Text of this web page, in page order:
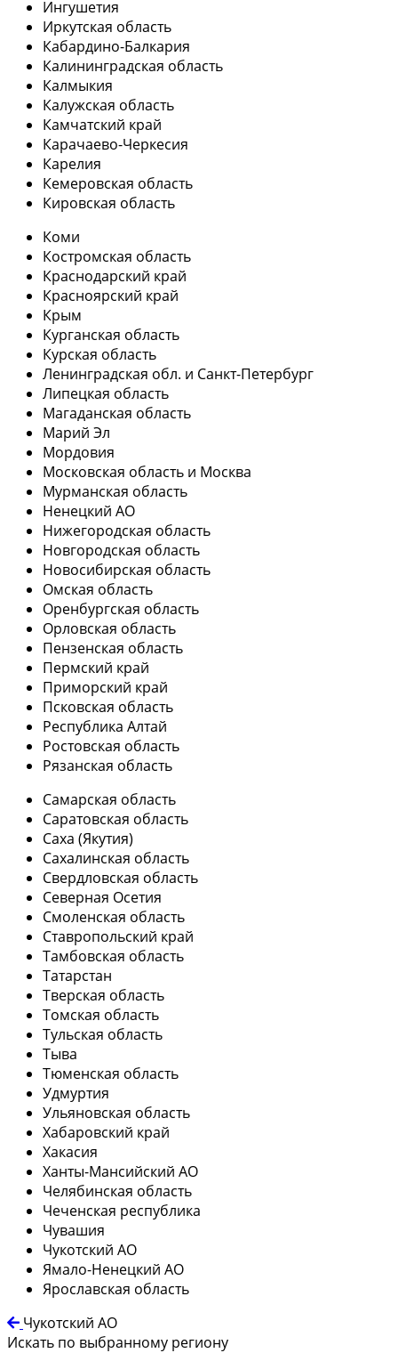
Ингушетия
Иркутская область
Кабардино-Балкария
Калининградская область
Калмыкия
Калужская область
Камчатский край
Карачаево-Черкесия
Карелия
Кемеровская область
Кировская область
Коми
Костромская область
Краснодарский край
Красноярский край
Крым
Курганская область
Курская область
Ленинградская обл. и Санкт-Петербург
Липецкая область
Магаданская область
Марий Эл
Мордовия
Московская область и Москва
Мурманская область
Ненецкий АО
Нижегородская область
Новгородская область
Новосибирская область
Омская область
Оренбургская область
Орловская область
Пензенская область
Пермский край
Приморский край
Псковская область
Республика Алтай
Ростовская область
Рязанская область
Самарская область
Саратовская область
Саха (Якутия)
Сахалинская область
Свердловская область
Северная Осетия
Смоленская область
Ставропольский край
Тамбовская область
Татарстан
Тверская область
Томская область
Тульская область
Тыва
Тюменская область
Удмуртия
Ульяновская область
Хабаровский край
Хакасия
Ханты-Мансийский АО
Челябинская область
Чеченская республика
Чувашия
Чукотский АО
Ямало-Ненецкий АО
Ярославская область
Чукотский АО
Искать по выбранному региону